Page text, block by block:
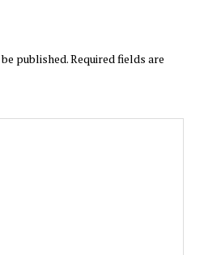
published.Required fields are